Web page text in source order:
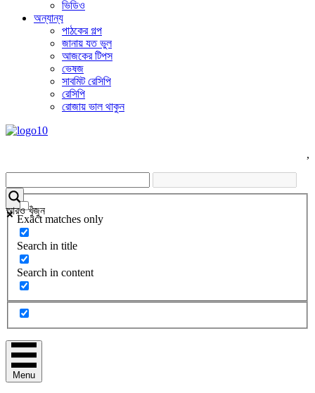
ভিডিও
অন্যান্য
পাঠকের গল্প
জানায় যত ভুল
আজকের টিপস
ভেষজ
সাবমিট রেসিপি
রেসিপি
রোজায় ভাল থাকুন
,
আরও খুঁজুন
Exact matches only
Search in title
Search in content
Menu